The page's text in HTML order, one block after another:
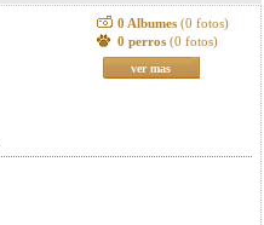
0 Albumes (0 fotos)
0 perros (0 fotos)
ver mas